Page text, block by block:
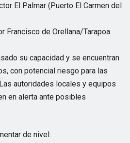
El Palmar (Puerto El Carmen del
Francisco de Orellana/Tarapoa
su capacidad y se encuentran
con potencial riesgo para las
autoridades locales y equipos
en alerta ante posibles
de nivel: